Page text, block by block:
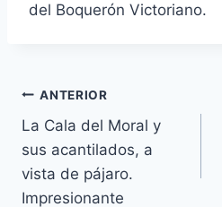
del Boquerón Victoriano.
Navegación
de
entradas
ANTERIOR
La Cala del Moral y
sus acantilados, a
vista de pájaro.
Impresionante